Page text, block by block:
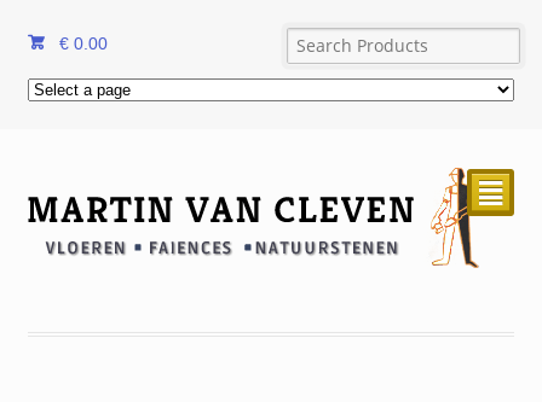
€ 0.00
²